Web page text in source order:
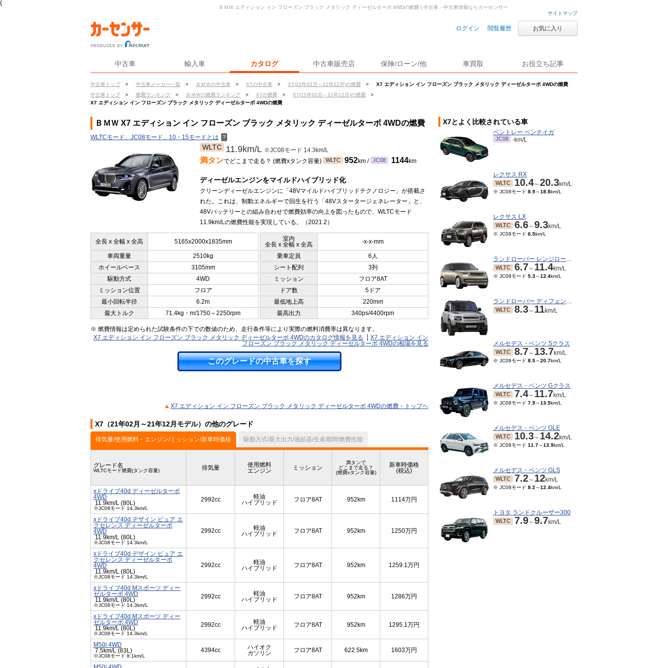
{
サイトマップ
ログイン 閲覧履歴 お気に入り
中古車 輸入車 カタログ 中古車販売店 保険/ローン/他 車買取 お役立ち記事
中古車トップ > 中古車メーカー一覧 > ＢＭＷの中古車 > X7の中古車 > X7(21年02月～21年12月)の燃費 >
X7 エディション イン フローズン ブラック メタリック ディーゼルターボ 4WDの燃費
中古車トップ
> 燃費ランキング > ＢＭＷの燃費ランキング > X7の燃費 > X7(21年02月～21年12月)の燃費
>
X7 エディション イン フローズン ブラック メタリック ディーゼルターボ 4WDの燃費
ＢＭＷ エディション イン フローズン ブラック メタリック ディーゼルターボ 4WDの燃費 | 中古車・中古車情報ならカーセンサー
ＢＭＷ X7 エディション イン フローズン ブラック メタリック ディーゼルターボ 4WDの燃費
WLTCモード、JC08モード、10・15モードとは ？
WLTC 11.9km/L ※JC08モード 14.3km/L
満タンでどこまで走る？ (燃費xタンク容量) WLTC 952km / JC08 1144km
ディーゼルエンジンをマイルドハイブリッド化
クリーンディーゼルエンジンに「48Vマイルドハイブリッドテクノロジー」が搭載さ
れた。これは、制動エネルギーで回生を行う「48Vスタータージェネレーター」と、
48Vバッテリーとの組み合わせで燃費効率の向上を図ったもので、WLTCモード
11.9km/Lの燃費性能を実現している。（2021.2）
全長 x 全幅 x 全高 5165x2000x1835mm
室内
全長 x 全幅 x 全高
-x-x-mm
車両重量 2510kg 乗車定員
6人
ホイールベース
3105mm シート配列
3列
駆動方式
4WD ミッション
フロア8AT
ミッション位置
フロア ドア数
5ドア
最小回転半径
6.2m 最低地上高
220mm
最大トルク
71.4kg・m/1750～2250rpm 最高出力 340ps/4400rpm
※ 燃費情報は定められた試験条件の下での数値のため、走行条件等により実際の燃料消費率は異なります。
X7 エディション イン フローズン ブラック メタリック ディーゼルターボ 4WDのカタログ情報を見る
X7 エディション イン
フローズン ブラック メタリック ディーゼルターボ 4WDの相場を見る
このグレードの中古車を探す
X7 エディション イン フローズン ブラック メタリック ディーゼルターボ 4WDの燃費・トップヘ
X7（21年02月～21年12月モデル）の他のグレード
排気量/使用燃料・エンジン/ミッション/新車時価格 駆動方式/最大出力/過給器/生産期間/燃費性能
グレード名
WLTCモード燃費(タンク容量) 排気量
使用燃料
エンジン
ミッション
満タンで
どこまで走る？
(燃費xタンク容量)
新車時価格
(税込)
xドライブ40d ディーゼルターボ
4WD
11.9km/L (80L)
※JC08モード 14.3km/L
2992cc
軽油
ハイブリッド
フロア8AT 952km 1114万円
xドライブ40d デザイン ピュア エ
クセレンス ディーゼルターボ
4WD
11.9km/L (80L)
※JC08モード 14.3km/L
2992cc
軽油
ハイブリッド
フロア8AT 952km 1250万円
xドライブ40d デザイン ピュア エ
クセレンス ディーゼルターボ
4WD
11.9km/L (80L)
※JC08モード 14.3km/L
2992cc
軽油
ハイブリッド
フロア8AT 952km 1259.1万円
xドライブ40d Mスポーツ ディー
ゼルターボ 4WD
11.9km/L (80L)
※JC08モード 14.3km/L
2992cc
軽油
ハイブリッド
フロア8AT 952km 1286万円
xドライブ40d Mスポーツ ディー
ゼルターボ 4WD
11.9km/L (80L)
※JC08モード 14.3km/L
2992cc
軽油
ハイブリッド
フロア8AT 952km 1295.1万円
M50i 4WD
7.5km/L (83L)
※JC08モード 8.1km/L
4394cc
ハイオク
ガソリン
フロア8AT 622.5km 1603万円
X7とよく比較されている車
ベントレー ベンテイガ
JC08 -km/L
レクサス RX
WLTC 10.4～20.3km/L
※ JC08モード 8.9～18.8km/L
レクサス LX
WLTC 6.6～9.3km/L
※ JC08モード 6.5km/L
ランドローバー レンジローバー
WLTC 6.7～ 11.4km/L
※ JC08モード 5.3～12.4km/L
ランドローバー ディフェンダー
WLTC 8.3～ 11km/L
メルセデス・ベンツ Sクラス
WLTC 8.7～ 13.7km/L
※ JC08モード 8.5～20.7km/L
メルセデス・ベンツ Gクラス
WLTC 7.4～ 11.7km/L
※ JC08モード 7.9～13.5km/L
メルセデス・ベンツ GLE
WLTC 10.3～ 14.2km/L
※ JC08モード 11.7～13.9km/L
メルセデス・ベンツ GLS
WLTC 7.2～ 12km/L
※ JC08モード 8.2 ～12.4km/L
トヨタ ランドクルーザー300
WLTC 7.9～9.7km/L